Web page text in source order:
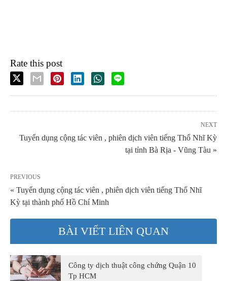
Rate this post
NEXT
Tuyển dụng cộng tác viên , phiên dịch viên tiếng Thổ Nhĩ Kỳ
tại tỉnh Bà Rịa - Vũng Tàu »
PREVIOUS
« Tuyển dụng cộng tác viên , phiên dịch viên tiếng Thổ Nhĩ
Kỳ tại thành phố Hồ Chí Minh
BÀI VIẾT LIÊN QUAN
Công ty dịch thuật công chứng Quận 10
Tp HCM